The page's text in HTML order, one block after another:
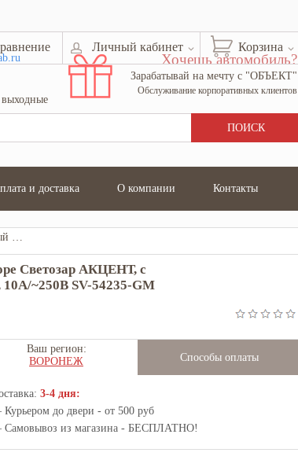
Корзина
Личный кабинет
Хочешь автомобиль?
Зарабатывай на мечту с "ОБЪЕКТ"
Обслуживание корпоративных клиентов
и доставка О компании Контакты
Выключатель двухклавишный в сборе Светозар АКЦЕНТ, с подсветкой, цвет золотой металлик, 10А/~250В SV-54235-GM
Светозар АКЦЕНТ, с
10А/~250В SV-54235-GM
Ваш регион:
ВОРОНЕЖ
Способы оплаты
3-4 дня:
до двери - от 500 руб
из магазина - БЕСПЛАТНО!